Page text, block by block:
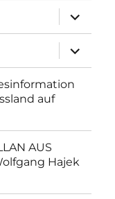
anzeigen
anzeigen
auf
AUS
Hajek